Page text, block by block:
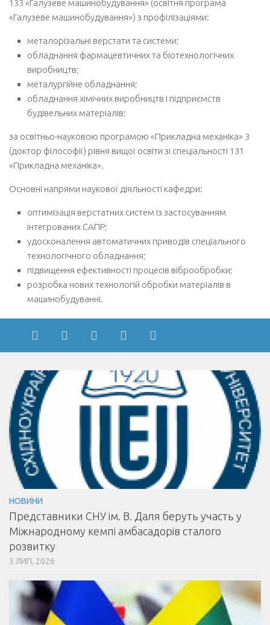
Патенти з 2014 року
Підручники та навчальні посібники з 2014 року
Абітурієнту
Запрошення на навчання
Історичні відомості про розвиток верстатобудування
Портфоліо освітньої прогами “Галузеве машинобудування”
Контакти
133 «Галузеве машинобудування» (освітня програма
«Галузеве машинобудування») з профілізаціями:
металорізальні верстати та системи;
обладнання фармацевтичних та біотехнологічних
виробництв;
металургійне обладнання;
обладнання хімічних виробництв і підприємств
будівельних матеріалів;
за освітньо-науковою програмою «Прикладна механіка» 3
(доктор філософії) рівня вищої освіти зі спеціальності 131
«Прикладна механіка».
Основні напрями наукової діяльності кафедри:
оптимізація верстатних систем із застосуванням
інтегрованих САПР;
удосконалення автоматичних приводів спеціального
технологічного обладнання;
підвищення ефективності процесів віброобробки;
розробка нових технологій обробки матеріалів в
машинобудуванні.
НОВИНИ
Представники СНУ ім. В. Даля беруть участь у
Міжнародному кемпі амбасадорів сталого
розвитку
3 ЛИП, 2026